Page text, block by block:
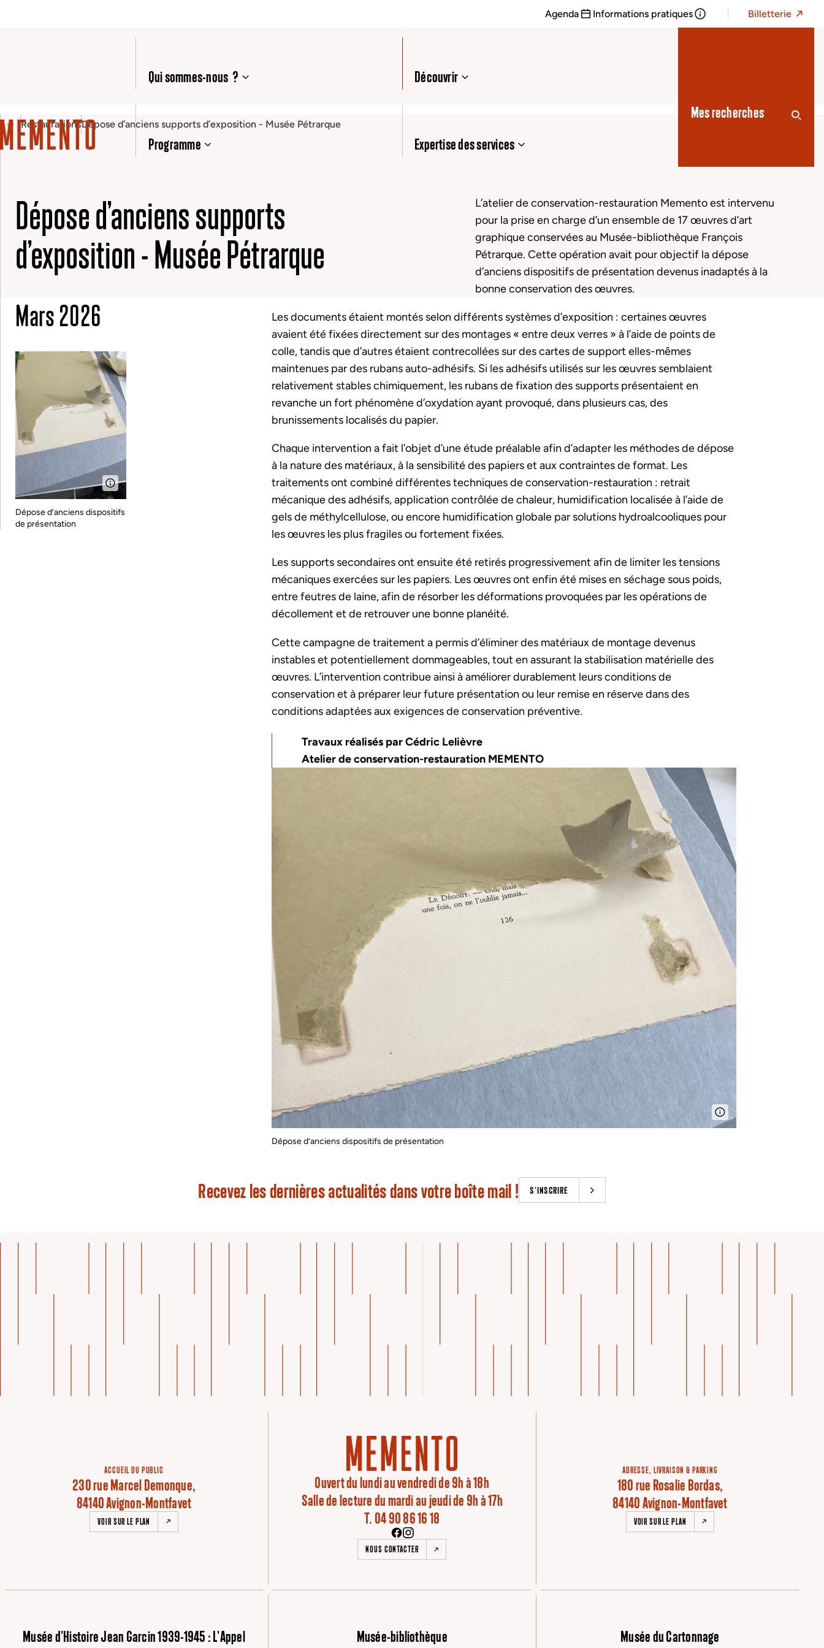
Agenda Informations pratiques Billetterie
Qui sommes-nous ? Découvrir
Programme Expertise des services
Mes recherches
RestaurationsDépose d’anciens supports d’exposition - Musée Pétrarque
Dépose d’anciens supports
d’exposition - Musée Pétrarque
L’atelier de conservation-restauration Memento est intervenu
pour la prise en charge d’un ensemble de 17 œuvres d’art
graphique conservées au Musée-bibliothèque François
Pétrarque. Cette opération avait pour objectif la dépose
d’anciens dispositifs de présentation devenus inadaptés à la
bonne conservation des œuvres.
Mars 2026
Dépose d’anciens dispositifs
de présentation
Les documents étaient montés selon différents systèmes d’exposition : certaines œuvres
avaient été fixées directement sur des montages « entre deux verres » à l’aide de points de
colle, tandis que d’autres étaient contrecollées sur des cartes de support elles-mêmes
maintenues par des rubans auto-adhésifs. Si les adhésifs utilisés sur les œuvres semblaient
relativement stables chimiquement, les rubans de fixation des supports présentaient en
revanche un fort phénomène d’oxydation ayant provoqué, dans plusieurs cas, des
brunissements localisés du papier.
Chaque intervention a fait l’objet d’une étude préalable afin d’adapter les méthodes de dépose
à la nature des matériaux, à la sensibilité des papiers et aux contraintes de format. Les
traitements ont combiné différentes techniques de conservation-restauration : retrait
mécanique des adhésifs, application contrôlée de chaleur, humidification localisée à l’aide de
gels de méthylcellulose, ou encore humidification globale par solutions hydroalcooliques pour
les œuvres les plus fragiles ou fortement fixées.
Les supports secondaires ont ensuite été retirés progressivement afin de limiter les tensions
mécaniques exercées sur les papiers. Les œuvres ont enfin été mises en séchage sous poids,
entre feutres de laine, afin de résorber les déformations provoquées par les opérations de
décollement et de retrouver une bonne planéité.
Cette campagne de traitement a permis d’éliminer des matériaux de montage devenus
instables et potentiellement dommageables, tout en assurant la stabilisation matérielle des
œuvres. L’intervention contribue ainsi à améliorer durablement leurs conditions de
conservation et à préparer leur future présentation ou leur remise en réserve dans des
conditions adaptées aux exigences de conservation préventive.
Travaux réalisés par Cédric Lelièvre
Atelier deconservation-restauration MEMENTO
Dépose d’anciens dispositifs de présentation
Recevez les dernières actualités dans votre boîte mail ! S'INSCRIRE
Ouvert du lundi au vendredi de 9h à 18h
Salle de lecture du mardi au jeudi de 9h à 17h
T. 04 90 86 16 18
NOUS CONTACTER
ACCUEIL DU PUBLIC
230 rue Marcel Demonque,
84140 Avignon-Montfavet
VOIR SUR LE PLAN
ADRESSE, LIVRAISON & PARKING
180 rue Rosalie Bordas,
84140 Avignon-Montfavet
VOIR SUR LE PLAN
Musée d'Histoire Jean Garcin 1939-1945 : L'Appel
Musée-bibliothèque
Musée du Cartonnage